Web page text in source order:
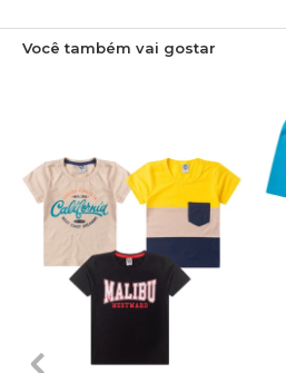
Você também vai gostar
2 3 4